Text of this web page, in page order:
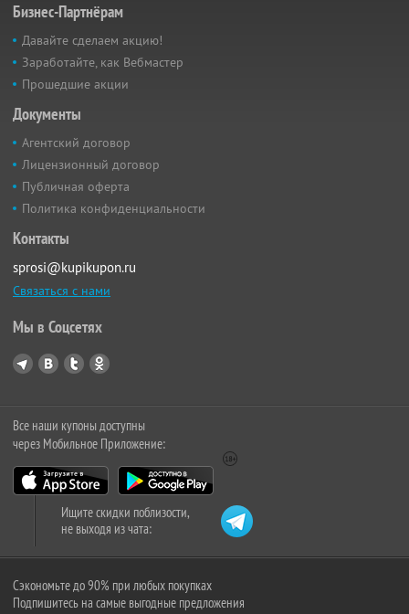
Бизнес-Партнёрам
Давайте сделаем акцию!
Заработайте, как Вебмастер
Прошедшие акции
Документы
Агентский договор
Лицензионный договор
Публичная оферта
Политика конфиденциальности
Контакты
sprosi@kupikupon.ru
Связаться с нами
Мы в Соцсетях
Все наши купоны доступны
через Мобильное Приложение:
Ищите скидки поблизости,
не выходя из чата:
Сэкономьте до 90% при любых покупках
Подпишитесь на самые выгодные предложения